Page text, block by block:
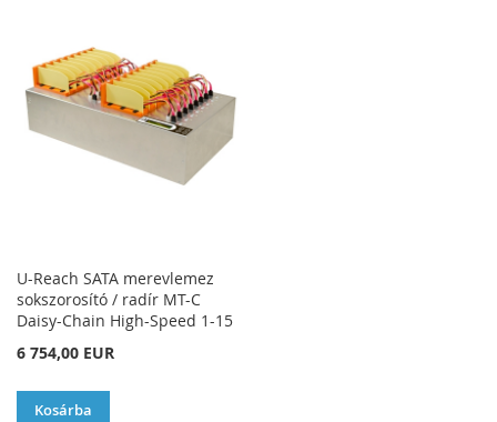
U-Reach SATA merevlemez
sokszorosító / radír MT-C
Daisy-Chain High-Speed 1-15
6 754,00 EUR
Kosárba